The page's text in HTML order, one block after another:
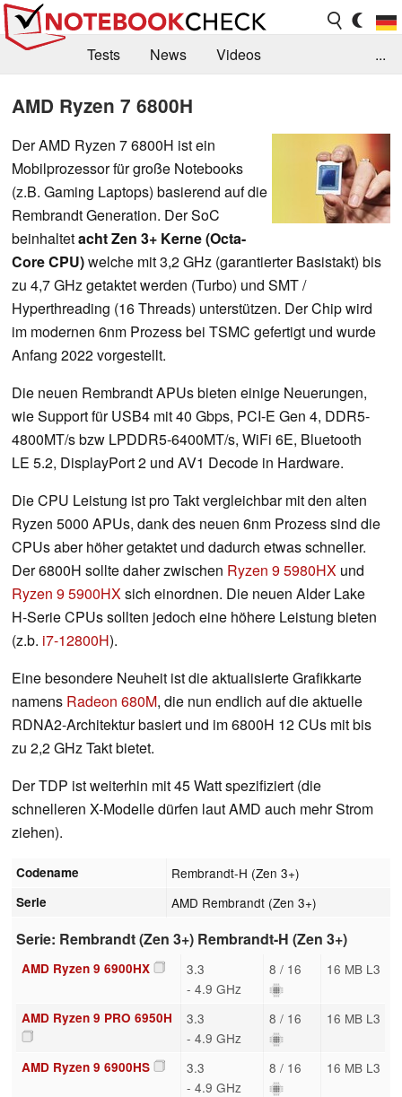
Tests News
Videos
Jobs
Forum
...
AMD Ryzen 7 6800H
Der AMD Ryzen 7 6800H ist ein
Mobilprozessor für große Notebooks
(z.B. Gaming Laptops) basierend auf die
Rembrandt Generation. Der SoC
beinhaltetacht Zen 3+ Kerne (Octa-
Core CPU)welche mit 3,2 GHz (garantierter Basistakt) bis
zu 4,7 GHz getaktet werden (Turbo) und SMT /
Hyperthreading (16 Threads) unterstützen. Der Chip wird
im modernen 6nm Prozess bei TSMC gefertigt und wurde
Anfang 2022 vorgestellt.
Die neuen Rembrandt APUs bieten einige Neuerungen,
wie Support für USB4 mit 40 Gbps, PCI-E Gen 4, DDR5-
4800MT/s bzw LPDDR5-6400MT/s, WiFi 6E, Bluetooth
LE 5.2, DisplayPort 2 und AV1 Decode in Hardware.
Die CPU Leistung ist pro Takt vergleichbar mit den alten
Ryzen 5000 APUs, dank des neuen 6nm Prozess sind die
CPUs aber höher getaktet und dadurch etwas schneller.
Der 6800H sollte daher zwischen Ryzen 9 5980HX und
Ryzen 9 5900HXsich einordnen. Die neuen Alder Lake
H-Serie CPUs sollten jedoch eine höhere Leistung bieten
(z.b. i7-12800H).
Eine besondere Neuheit ist die aktualisierte Grafikkarte
namens Radeon 680M, die nun endlich auf die aktuelle
RDNA2-Architektur basiert und im 6800H 12 CUs mit bis
zu 2,2 GHz Takt bietet.
Der TDP ist weiterhin mit 45 Watt spezifiziert (die
schnelleren X-Modelle dürfen laut AMD auch mehr Strom
ziehen).
Codename Rembrandt-H (Zen 3+)
Serie AMD Rembrandt (Zen 3+)
Serie: Rembrandt (Zen 3+) Rembrandt-H (Zen 3+)
AMD Ryzen 9 6900HX
3.3
- 4.9 GHz
8 / 16 16 MB L3
AMD Ryzen 9 PRO 6950H
3.3
- 4.9 GHz
8 / 16 16 MB L3
AMD Ryzen 9 6900HS
3.3
- 4.9 GHz
8 / 16 16 MB L3